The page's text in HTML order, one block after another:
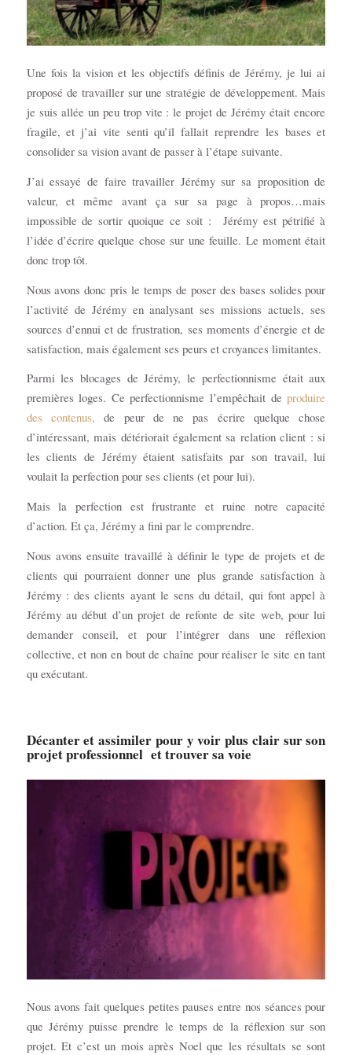
Une fois la vision et les objectifs définis de Jérémy, je lui ai
proposé de travailler sur une stratégie de développement. Mais
je suis allée un peu trop vite : le projet de Jérémy était encore
fragile, et j’ai vite senti qu’il fallait reprendre les bases et
consolider sa vision avant de passer à l’étape suivante.
J’ai essayé de faire travailler Jérémy sur sa proposition de
valeur, et même avant ça sur sa page à propos…mais
impossible de sortir quoique ce soit : Jérémy est pétrifié à
l’idée d’écrire quelque chose sur une feuille. Le moment était
donc trop tôt.
Nous avons donc pris le temps de poser des bases solides pour
l’activité de Jérémy en analysant ses missions actuels, ses
sources d’ennui et de frustration, ses moments d’énergie et de
satisfaction, mais également ses peurs et croyances limitantes.
Parmi les blocages de Jérémy, le perfectionnisme était aux
premières loges. Ce perfectionnisme l’empêchait deproduire
des contenus, de peur de ne pas écrire quelque chose
d’intéressant, mais détériorait également sa relation client : si
les clients de Jérémy étaient satisfaits par son travail, lui
voulait la perfection pour ses clients (et pour lui).
Mais la perfection est frustrante et ruine notre capacité
d’action. Et ça, Jérémy a fini par le comprendre.
Nous avons ensuite travaillé à définir le type de projets et de
clients qui pourraient donner une plus grande satisfaction à
Jérémy : des clients ayant le sens du détail, qui font appel à
Jérémy au début d’un projet de refonte de site web, pour lui
demander conseil, et pour l’intégrer dans une réflexion
collective, et non en bout de chaîne pour réaliser le site en tant
qu exécutant.
Décanter et assimiler pour y voir plus clair sur son
projet professionnel et trouver sa voie
Nous avons fait quelques petites pauses entre nos séances pour
que Jérémy puisse prendre le temps de la réflexion sur son
projet. Et c’est un mois après Noel que les résultats se sont